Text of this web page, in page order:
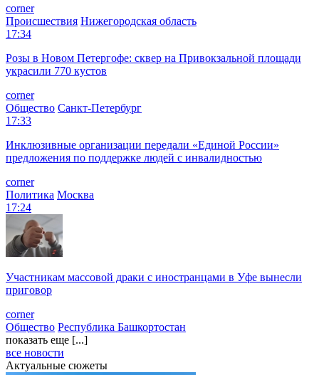
corner
Происшествия Нижегородская область
17:34
Розы в Новом Петергофе: сквер на Привокзальной площади
украсили 770 кустов
corner
Общество Санкт-Петербург
17:33
Инклюзивные организации передали «Единой России»
предложения по поддержке людей с инвалидностью
corner
Политика Москва
17:24
Участникам массовой драки с иностранцами в Уфе вынесли
приговор
corner
Общество Республика Башкортостан
показать еще [...]
все новости
Актуальные сюжеты